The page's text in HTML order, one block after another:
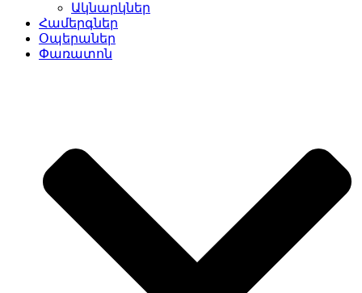
Ակնարկներ
Համերգներ
Օպերաներ
Փառատոն